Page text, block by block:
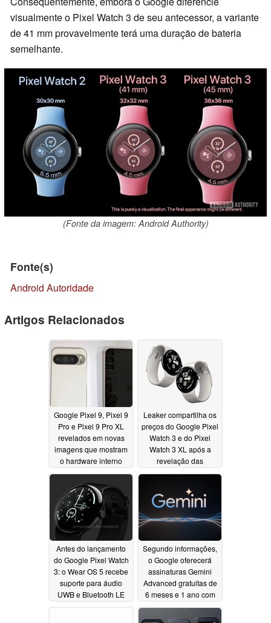
visualmente o Pixel Watch 3 de seu antecessor, a variante
de 41 mm provavelmente terá uma duração de bateria
semelhante.
(Fonte da imagem: Android Authority)
Fonte(s)
Android Autoridade
Artigos Relacionados
Google Pixel 9, Pixel 9
Pro e Pixel 9 Pro XL
revelados em novas
imagens que mostram
o hardware interno
07/18/2024
Leaker compartilha os
preços do Google Pixel
Watch 3 e do Pixel
Watch 3 XL após a
revelação das
especificações
Antes do lançamento
do Google Pixel Watch
3: o Wear OS 5 recebe
suporte para áudio
UWB e Bluetooth LE
Segundo informações,
o Google oferecerá
assinaturas Gemini
Advanced gratuitas de
6 meses e 1 ano com
as séries Pixel 9 e 9
Pro
07/16/2024